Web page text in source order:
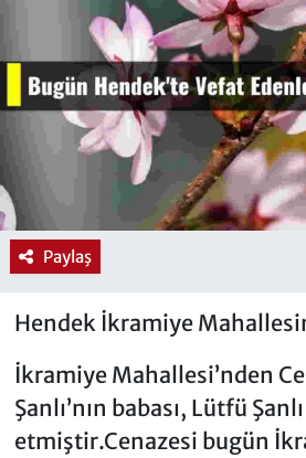
Paylaş
Hendek İkramiye
İkramiye Mahallesi’nden
Şanlı’nın babası, Lütfü
etmiştir.Cenazesi bugün